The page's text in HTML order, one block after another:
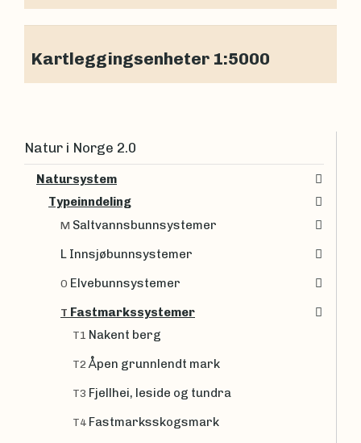
Kartleggingsenheter 1:5000
Natur i Norge 2.0
Natursystem
Typeinndeling
M Saltvannsbunnsystemer
L Innsjøbunnsystemer
O Elvebunnsystemer
T Fastmarkssystemer
T1 Nakent berg
T2Åpen grunnlendt mark
T3 Fjellhei, leside og tundra
T4 Fastmarksskogsmark